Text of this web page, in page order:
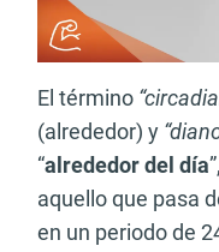
El término
(alrededor) y
“alrededor del día
aquello que pasa
en un periodo de